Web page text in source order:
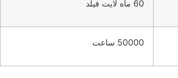
60 ماه لایت فیلد
50000 ساعت